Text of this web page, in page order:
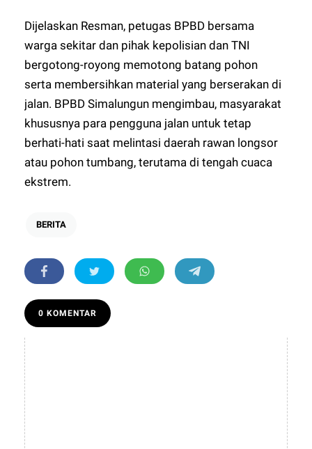
Dijelaskan Resman, petugas BPBD bersama
warga sekitar dan pihak kepolisian dan TNI
bergotong-royong memotong batang pohon
serta membersihkan material yang berserakan di
jalan. BPBD Simalungun mengimbau, masyarakat
khususnya para pengguna jalan untuk tetap
berhati-hati saat melintasi daerah rawan longsor
atau pohon tumbang, terutama di tengah cuaca
ekstrem.
BERITA
0 KOMENTAR